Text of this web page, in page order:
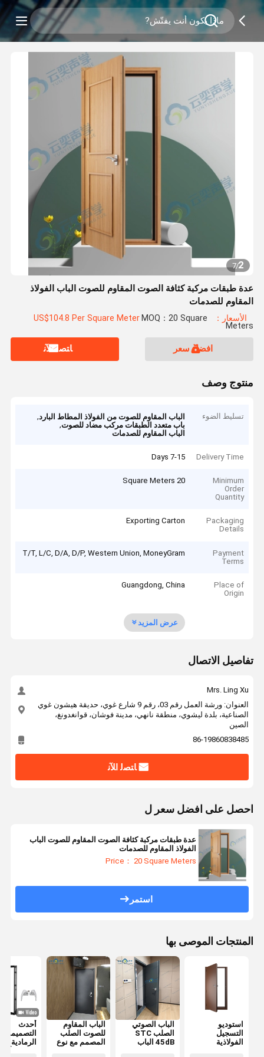
2
/
7
عدة طبقات مركبة كثافة الصوت المقاوم للصوت الباب الفولاذ
المقاوم للصدمات
الأسعار：US$104.8 Per Square Meter MOQ：20 Square
Meters
افضل سعر ﺎﺘﺼﻟ ﺍﻶﻧ
منتوج وصف
تسليط الضوء الباب المقاوم للصوت من الفولاذ المطاط البارد,
باب متعدد الطبقات مركب مضاد للصوت,
الباب المقاوم للصدمات
Delivery Time
7-15 Days
Minimum
Order
Quantity
20 Square Meters
Packaging
Details
Exporting Carton
Payment
Terms
T/T, L/C, D/A, D/P, Western Union, MoneyGram
Place of
Origin
Guangdong, China
عرض المزيد
تفاصيل الاتصال
Mrs. Ling Xu
العنوان: ورشة العمل رقم 03، رقم 9 شارع غوي، حديقة هيشون غوي
الصناعية، بلدة ليشوي، منطقة نانهي، مدينة فوشان، قوانغدونغ،
الصين
86-19860838485
ﺎﺘﺼﻟ ﺍﻶﻧ
احصل على افضل سعر ل
عدة طبقات مركبة كثافة الصوت المقاوم للصوت الباب
الفولاذ المقاوم للصدمات
Price： 20 Square Meters
استمر
المنتجات الموصى بها
استوديو
التسجيل
الفولاذية
الباب الصوتي
الصلب STC
45dB الباب
الباب المقاوم
للصوت الصلب
المصمم مع نوع
أحدث
التصميمات
الرمادية